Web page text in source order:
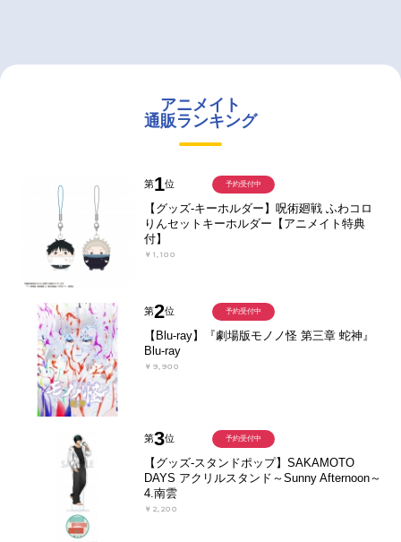
アニメイト
通販ランキング
第1位
【グッズ-キーホルダー】呪術廻戦 ふわコロ
りんセットキーホルダー【アニメイト特典
付】
￥1,100
予約受付中
第2位
【Blu-ray】『劇場版モノノ怪 第三章 蛇神』
Blu-ray
￥9,900
予約受付中
第3位
【グッズ-スタンドポップ】SAKAMOTO
DAYS アクリルスタンド～Sunny Afternoon～
4.南雲
￥2,200
予約受付中